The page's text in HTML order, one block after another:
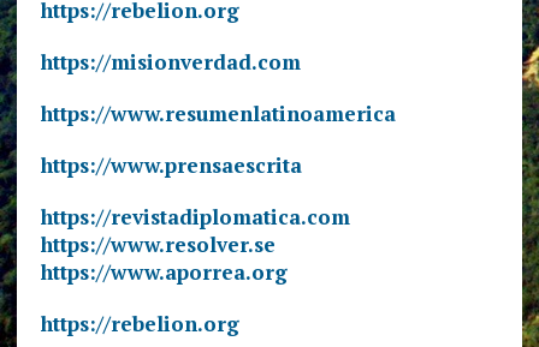
https://rebelion.org
https://misionverdad.com
https://www.resumenlatinoamerica
https://www.prensaescrita
https://revistadiplomatica.com
https://www.resolver.se
https://www.aporrea.org
https://rebelion.org